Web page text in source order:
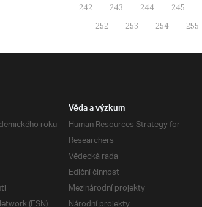
242
243 244 245
252
253 254 255
roku
Věda a výzkum
Human Resources Strategy for
Researchers
Vědecká rada
Ediční činnost
Mezinárodní projekty